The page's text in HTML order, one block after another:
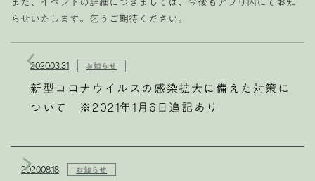
らせいたします。乞うご期待ください。
2020.03.31 お知らせ
新型コロナウイルスの感染拡大に備えた対策に
ついて ※2021年1月6日追記あり
2020.08.18 お知らせ